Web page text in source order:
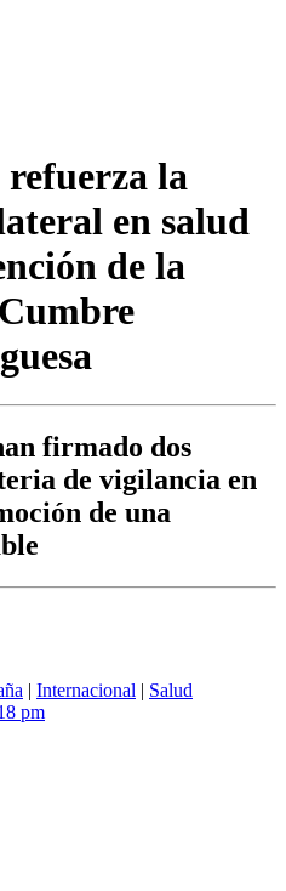
la
en salud
de la
firmado dos
de vigilancia en
de una
| Internacional | Salud
pm